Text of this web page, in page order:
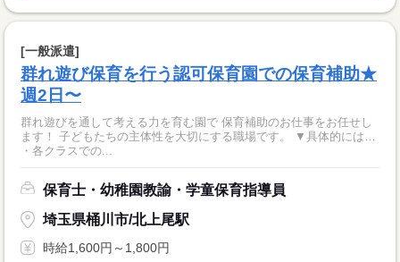
[一般派遣]
群れ遊び保育を行う認可保育園での保育補助★
週2日〜
群れ遊びを通して考える力を育む園で 保育補助のお仕事をお任せし
ます！ 子どもたちの主体性を大切にする職場です。 ▼具体的には…
・各クラスでの...
保育士・幼稚園教諭・学童保育指導員
埼玉県桶川市/北上尾駅
時給1,600円～1,800円